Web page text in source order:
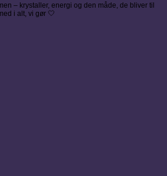
– krystaller, energi og den måde, de bliver til
i alt, vi gør 🤍